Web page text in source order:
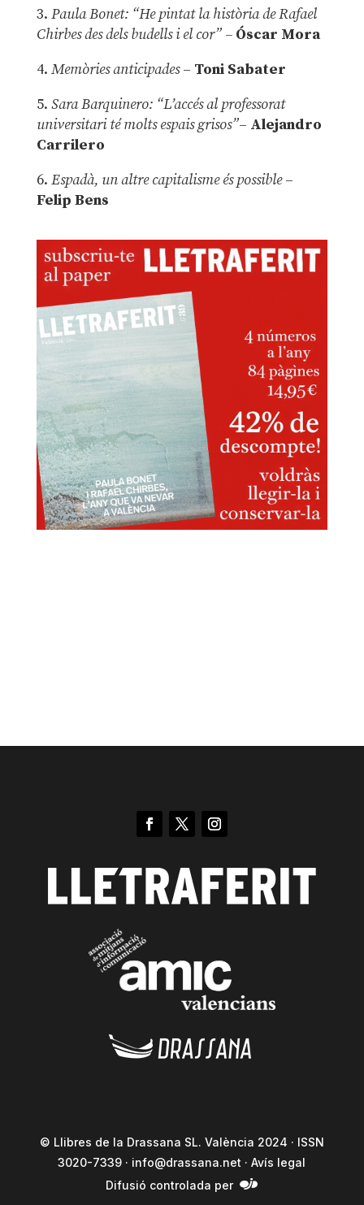
3. Paula Bonet: “He pintat la història de Rafael
Chirbes des dels budells i el cor” –Óscar Mora
4. Memòries anticipades– Toni Sabater
5. Sara Barquinero: “L’accés al professorat
universitari té molts espais grisos”– Alejandro
Carrilero
6. Espadà, un altre capitalisme és possible –
Felip Bens
© Llibres de la Drassana SL. València 2024 · ISSN
3020-7339 · info@drassana.net ·Avís legal
Difusió controlada per